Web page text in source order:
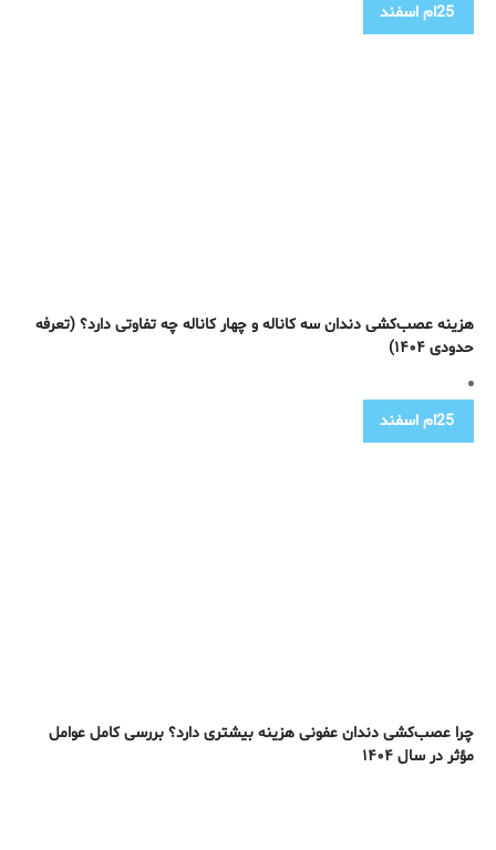
25ام اسفند
هزینه عصب‌کشی دندان سه کاناله و چهار کاناله چه تفاوتی دارد؟ (تعرفه
حدودی ۱۴۰۴)
25ام اسفند
چرا عصب‌کشی دندان عفونی هزینه بیشتری دارد؟ بررسی کامل عوامل
مؤثر در سال ۱۴۰۴